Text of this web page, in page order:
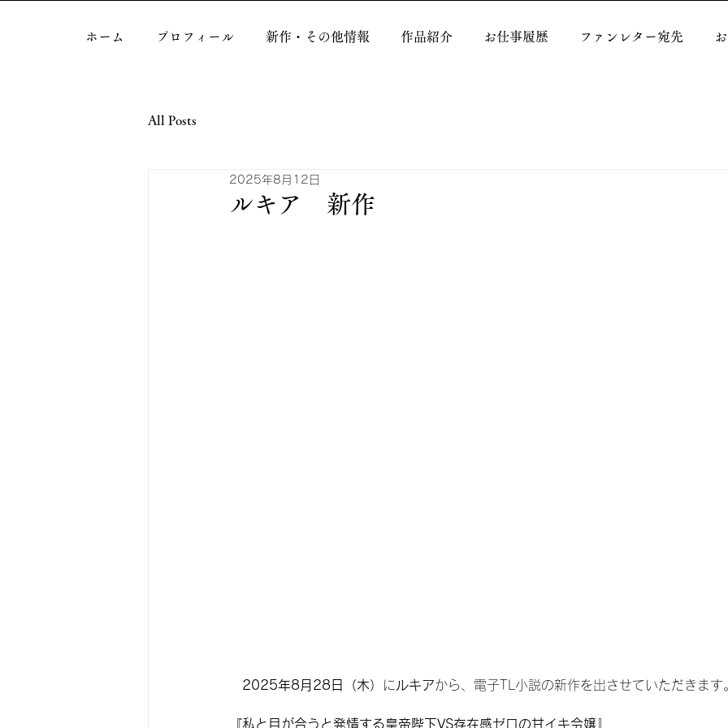
ホーム プロフィール 新作・その他情報 作品紹介 お仕事履歴 ファンレター宛先
All Posts
ルキア 新作
2025年8月12日
2025年8月28日（木） に ルキアから、電子TL小説の新作を出させていただきます
『私と目が合うと発情する皇帝陛下VS存在感ゼロの甘イキ令嬢